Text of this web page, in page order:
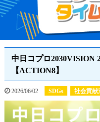
中日コプロ2030VISION
【ACTION8】
2026/06/02 SDGs 社会貢献